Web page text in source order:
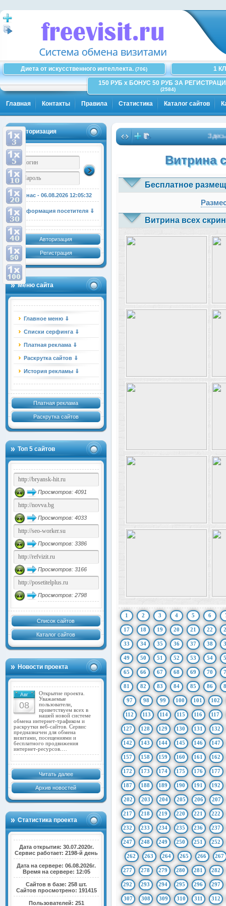
Диета от искусственного интеллекта. (706)
1
150 РУБ x БОНУС 50 РУБ ЗА
(2584)
Главная Контакты Правила Статистика Каталог сайтов
Авторизация
У нас - 06.08.2026 12:05:32
Информация посетителя ⇓
Авторизация
Регистрация
Меню сайта
Главное меню ⇓
Списки серфинга ⇓
Платная реклама ⇓
Раскрутка сайтов ⇓
История рекламы ⇓
Платная реклама
Раскрутка сайтов
Топ 5 сайтов
Просмотров: 4091
Просмотров: 4033
Просмотров: 3386
Просмотров: 3166
Просмотров: 2798
Список сайтов
Каталог сайтов
Новости проекта
Авг
08
Открытие проекта.
Уважаемые
пользователи,
приветствуем всех в
нашей новой системе
обмена интернет-трафиком и
раскрутки веб-сайтов. Сервис
предназначен для обмена
визитами, посещениями и
бесплатного продвижения
интернет-ресурсов.…
Читать далее
Архив новостей
Статистика проекта
Дата открытия: 30.07.2020г.
Сервис работает: 2198-й день
Дата на сервере: 06.08.2026г.
Время на сервере: 12:05
Сайтов в базе: 258 шт.
Сайтов просмотрено: 191415
Пользователей: 251
Здесь
Витрина
Бесплатное
Витрина всех
1 2 3 4 5 6
17 18 19 20 21 22
33 34 35 36 37 38
49 50 51 52 53 54
65 66 67 68 69 70
81 82 83 84 85 86
97 98 99 100 101 102
112 113 114 115 116 117
127 128 129 130 131 132
142 143 144 145 146 147
157 158 159 160 161 162
172 173 174 175 176 177
187 188 189 190 191 192
202 203 204 205 206 207
217 218 219 220 221 222
232 233 234 235 236 237
247 248 249 250 251 252
262 263 264 265 266 267
277 278 279 280 281 282
292 293 294 295 296 297
307 308 309 310 311 312